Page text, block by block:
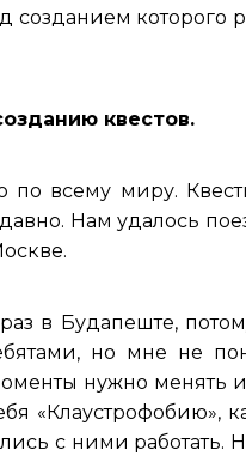
созданием которого
квестов.
всему миру.
Нам удалось
в Будапеште,
но мне не
нужно менять
«Клаустрофобию»,
с ними работать.